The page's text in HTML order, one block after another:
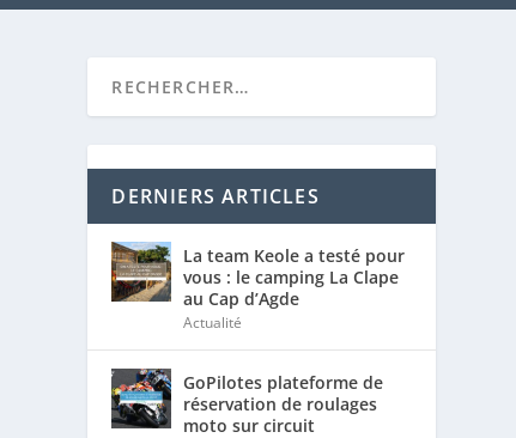
DERNIERS ARTICLES
La team Keole a testé pour
vous : le camping La Clape
au Cap d’Agde
Actualité
GoPilotes plateforme de
réservation de roulages
moto sur circuit